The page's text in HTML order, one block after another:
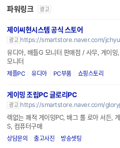
파워링크 광고
제이씨현시스템 공식 스토어
광고 https://smartstore.naver.com/
유디아, 배틀G 모니터 판매점 / 사무, 게이밍
모니터
제플PC 유디아 PC부품 쇼핑스토리
게이밍 조립PC 글로리PC
광고 https://smartstore.naver.com/
렉없는 쾌적 게이밍PC, 배그 롤 로아 서든,
S, 컴퓨터구매
상담문의 출고사진 방송셋팅